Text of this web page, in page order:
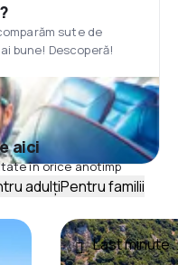
sute de
bune! Descoperă!
aici
în orice anotimp
adulțiPentru familii
Last minute